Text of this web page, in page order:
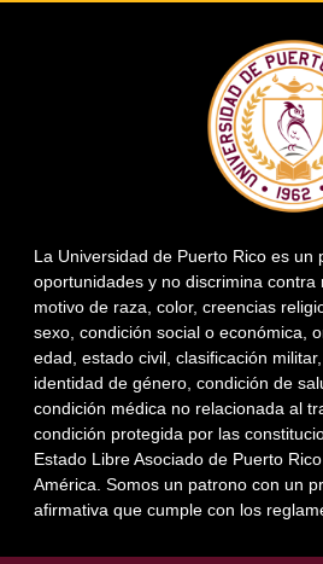
La Universidad de Puerto Rico es un
oportunidades y no discrimina
motivo de raza, color, creencias
sexo, condición social o económica,
edad, estado civil, clasificación
identidad de género, condición de
condición médica no relacionada al
condición protegida por las
Estado Libre Asociado de Puerto
América. Somos un patrono con un
afirmativa que cumple con los